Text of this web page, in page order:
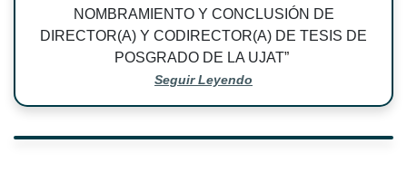
NOMBRAMIENTO Y CONCLUSIÓN DE
DIRECTOR(A) Y CODIRECTOR(A) DE TESIS DE
POSGRADO DE LA UJAT”
Seguir Leyendo